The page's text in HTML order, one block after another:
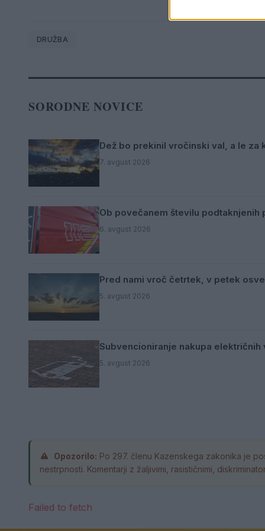
DRUŽBA
SORODNE NOVICE
Dež bo prekinil vročinski val, a le za
7. avgust 2026
Ob povečanem številu
6. avgust 2026
Pred nami vroč četrtek, v petek
5. avgust 2026
Subvencioniranje nakupa
5. avgust 2026
Opozorilo: Po 297. členu Kazenskega zakonika je
nestrpnosti. Komentarji z žaljivimi, rasističnimi,
Failed to fetch